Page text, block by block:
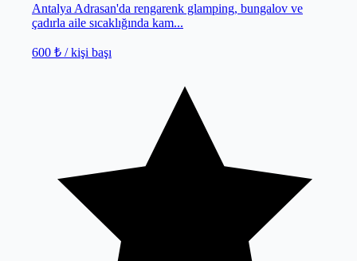
Antalya Adrasan'da rengarenk glamping, bungalov ve
çadırla aile sıcaklığında kam...
600 ₺ / kişi başı